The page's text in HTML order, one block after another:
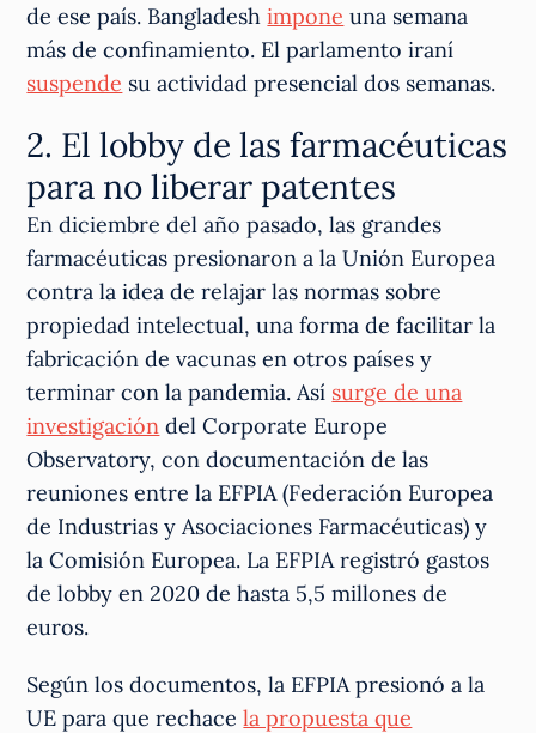
de ese país. Bangladeshimpone una semana
más de confinamiento. El parlamento iraní
suspende su actividad presencial dos semanas.
2. El lobby de las farmacéuticas
para no liberar patentes
En diciembre del año pasado, las grandes
farmacéuticas presionaron a la Unión Europea
contra la idea de relajar las normas sobre
propiedad intelectual, una forma de facilitar la
fabricación de vacunas en otros países y
terminar con la pandemia. Así surge de una
investigación del Corporate Europe
Observatory, con documentación de las
reuniones entre la EFPIA (Federación Europea
de Industrias y Asociaciones Farmacéuticas) y
la Comisión Europea. La EFPIA registró gastos
de lobby en 2020 de hasta 5,5 millones de
euros.
Según los documentos, la EFPIA presionó a la
UE para que rechacela propuesta que